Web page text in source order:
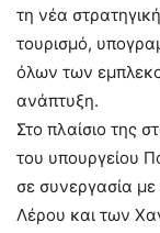
τη νέα
τουρισμό,
όλων των
ανάπτυξη.
Στο πλαίσιο της
του υπουργείου
σε συνεργασία
Λέρου και των